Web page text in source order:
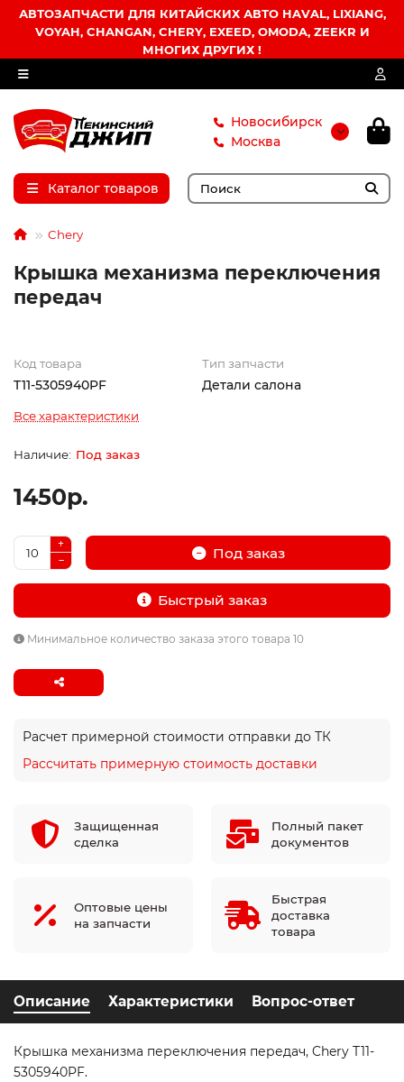
АВТОЗАПЧАСТИ ДЛЯ КИТАЙСКИХ АВТО HAVAL, LIXIANG,
VOYAH, CHANGAN, CHERY, EXEED, OMODA, ZEEKR И
МНОГИХ ДРУГИХ !
Новосибирск
Москва
Каталог товаров
Chery
Крышка механизма переключения
передач
Код товара
T11-5305940PF
Тип запчасти
Детали салона
Все характеристики
Под заказ
1450р.
Под заказ
Быстрый заказ
Минимальное количество заказа этого товара 10
Расчет примерной стоимости отправки до ТК
Рассчитать примерную стоимость доставки
Защищенная
сделка
Полный пакет
документов
Оптовые цены
на запчасти
Быстрая
доставка
товара
Описание Характеристики Вопрос-ответ
Крышка механизма переключения передач, Chery T11-
5305940PF.